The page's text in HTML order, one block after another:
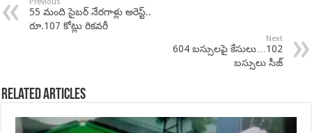
Previous
55 మంది సైబర్ నేరగాళ్లు అరెస్ట్..
రూ.107 కోట్లు రికవరీ
Next
604 బస్సులపై కేసులు…102
బస్సులు సీజ్
Related Articles